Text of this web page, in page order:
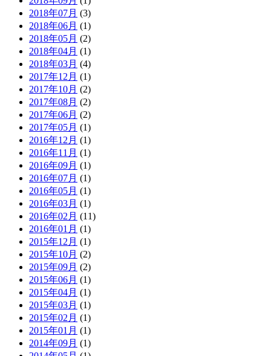
2018年07月 (3)
2018年06月 (1)
2018年05月 (2)
2018年04月 (1)
2018年03月 (4)
2017年12月 (1)
2017年10月 (2)
2017年08月 (2)
2017年06月 (2)
2017年05月 (1)
2016年12月 (1)
2016年11月 (1)
2016年09月 (1)
2016年07月 (1)
2016年05月 (1)
2016年03月 (1)
2016年02月 (11)
2016年01月 (1)
2015年12月 (1)
2015年10月 (2)
2015年09月 (2)
2015年06月 (1)
2015年04月 (1)
2015年03月 (1)
2015年02月 (1)
2015年01月 (1)
2014年09月 (1)